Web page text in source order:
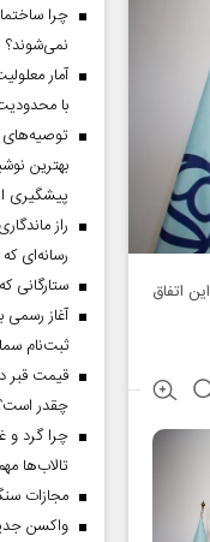
اتفاق
چرا
نمی‌شوند؟
با
توصیه‌های
بهترین
پیشگیری
راز
رسانه‌ای
ستارگانی که در
ثبت‌نام سماح به ۱.۷
چقدر است؟
چرا گرد و
تالاب‌ها
مجازات
واکسن